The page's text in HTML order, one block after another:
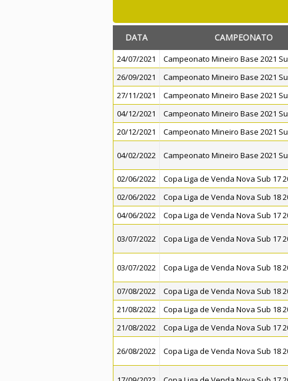
DATA CAMPEONATO
24/07/2021 Campeonato Mineiro Base 2021
26/09/2021
Campeonato Mineiro Base 2021
27/11/2021
Campeonato Mineiro Base 2021
04/12/2021
Campeonato Mineiro Base 2021
20/12/2021
Campeonato Mineiro Base 2021
04/02/2022 Campeonato Mineiro Base 2021
02/06/2022 Copa Liga de Venda Nova Sub 17
02/06/2022
Copa Liga de Venda Nova Sub 18
04/06/2022
Copa Liga de Venda Nova Sub 17
03/07/2022 Copa Liga de Venda Nova Sub 17
03/07/2022 Copa Liga de Venda Nova Sub 18
07/08/2022 Copa Liga de Venda Nova Sub 18
21/08/2022
Copa Liga de Venda Nova Sub 18
21/08/2022
Copa Liga de Venda Nova Sub 17
26/08/2022 Copa Liga de Venda Nova Sub 18